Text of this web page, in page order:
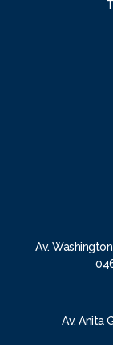
Av.
Av. Anita